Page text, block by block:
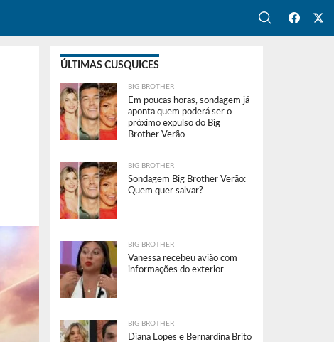
ÚLTIMAS CUSQUICES
BIG BROTHER
Em poucas horas, sondagem já
aponta quem poderá ser o
próximo expulso do Big
Brother Verão
BIG BROTHER
Sondagem Big Brother Verão:
Quem quer salvar?
BIG BROTHER
Vanessa recebeu avião com
informações do exterior
BIG BROTHER
Diana Lopes e Bernardina Brito